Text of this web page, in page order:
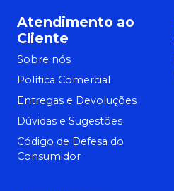
Atendimento ao
Cliente
Sobre nós
Política Comercial
Entregas e Devoluções
Dúvidas e Sugestões
Código de Defesa do
Consumidor